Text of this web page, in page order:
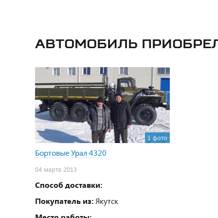
Автомобиль
1 фото
Бортовые Урал 4320
04 марта 2013
Способ доставки:
Покупатель из: Якутск